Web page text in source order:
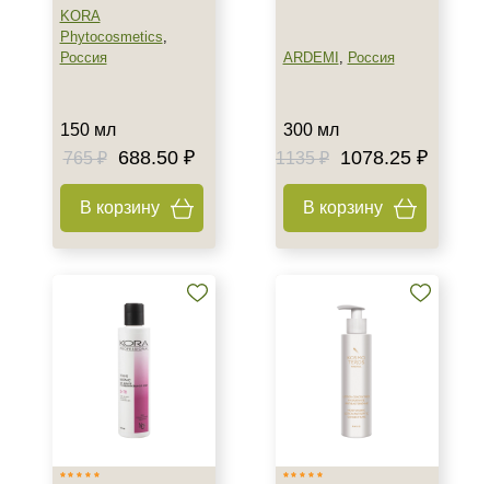
KORA
Phytocosmetics,
Россия
150 мл
765 ₽
688.50 ₽
В корзину
ARDEMI , Россия
300 мл
1135 ₽
1078.25 ₽
В корзину